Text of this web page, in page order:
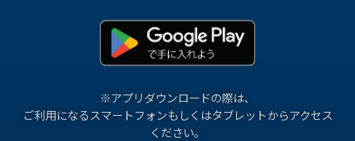
※アプリダウンロードの際は、
ご利用になるスマートフォンもしくはタブレットからアクセス
ください。